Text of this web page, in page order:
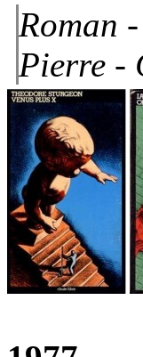
Roman
Pierre -